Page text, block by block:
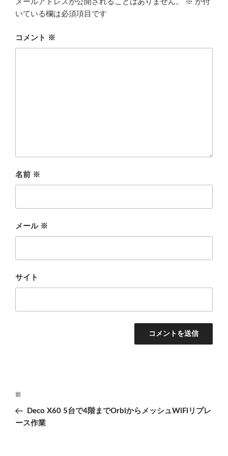
メールアドレスが公開されることはありません。 ※ が付
いている欄は必須項目です
コメント ※
名前 ※
メール ※
サイト
投
前
の
前
Deco X60 5台で4階までOrbiからメッシュWiFiリプレ
ース作業